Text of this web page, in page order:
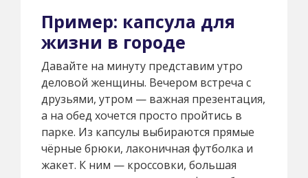
Пример: капсула для
жизни в городе
Давайте на минуту представим утро
деловой женщины. Вечером встреча с
друзьями, утром — важная презентация,
а на обед хочется просто пройтись в
парке. Из капсулы выбираются прямые
чёрные брюки, лаконичная футболка и
жакет. К ним — кроссовки, большая